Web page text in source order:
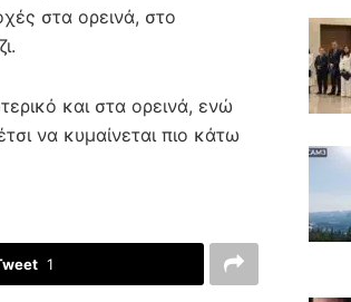
στα ορεινά, στο
και στα ορεινά, ενώ
να κυμαίνεται πιο κάτω
1